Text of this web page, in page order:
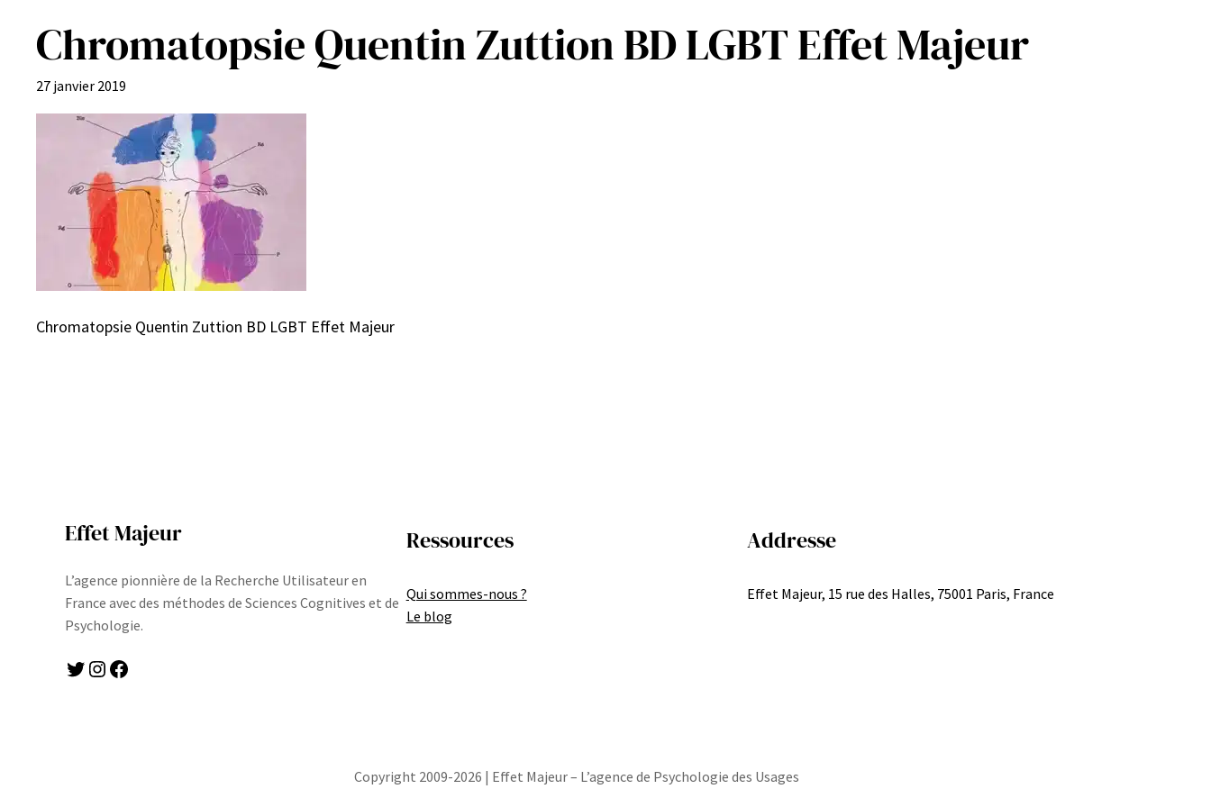
Chromatopsie Quentin Zuttion BD LGBT Effet Majeur
27 janvier 2019
Chromatopsie Quentin Zuttion BD LGBT Effet Majeur
Effet Majeur
L’agence pionnière de la Recherche Utilisateur en
France avec des méthodes de Sciences Cognitives et de
Psychologie.
Twitter Instagram Facebook
Ressources
Qui sommes-nous ?
Le blog
Addresse
Effet Majeur, 15 rue des Halles, 75001 Paris, France
Copyright 2009-2026 | Effet Majeur – L’agence de Psychologie des Usages